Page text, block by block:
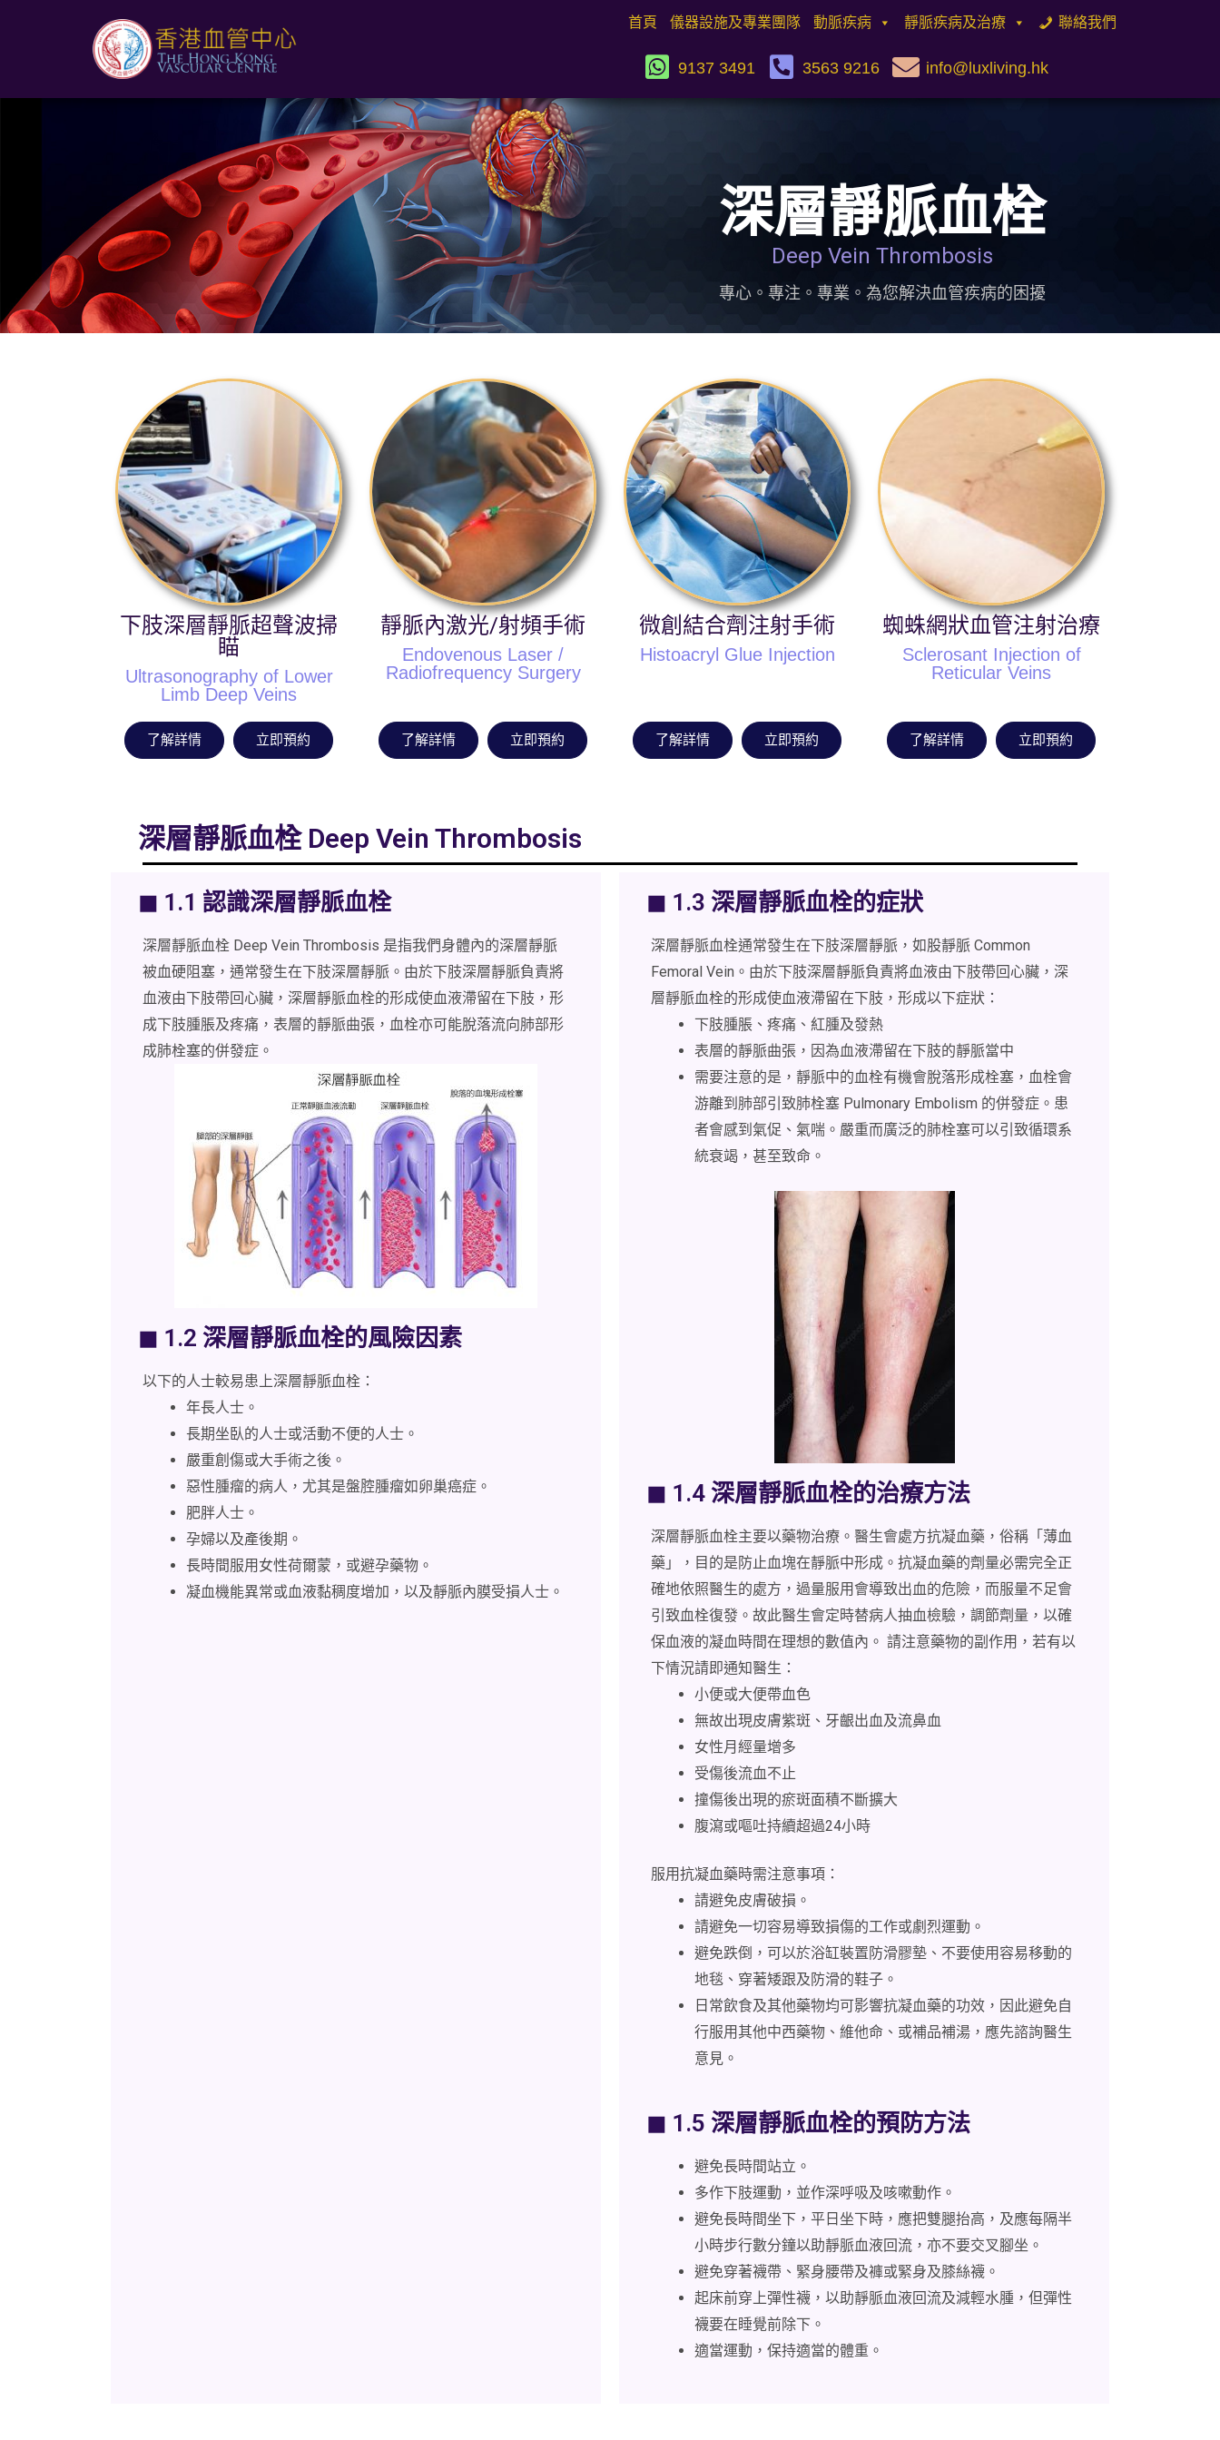
首頁 儀器設施及專業團隊 動脈疾病 靜脈疾病及治療 聯絡我們
9137 3491 3563 9216 info@luxliving.hk
深層靜脈血栓
Deep Vein Thrombosis
專心。專注。專業。為您解決血管疾病的困擾
下肢深層靜脈超聲波掃
瞄
Ultrasonography of Lower
Limb Deep Veins
靜脈內激光/射頻手術
Endovenous Laser /
Radiofrequency Surgery
微創結合劑注射手術
Histoacryl Glue Injection
蜘蛛網狀血管注射治療
Sclerosant Injection of
Reticular Veins
了解詳情 立即預約 了解詳情 立即預約 了解詳情 立即預約 了解詳情 立即預約
深層靜脈血栓 Deep Vein Thrombosis
◼ 1.1 認識深層靜脈血栓
深層靜脈血栓 Deep Vein Thrombosis 是指我們身體內的深層靜脈
被血硬阻塞，通常發生在下肢深層靜脈。由於下肢深層靜脈負責將
血液由下肢帶回心臟，深層靜脈血栓的形成使血液滯留在下肢，形
成下肢腫脹及疼痛，表層的靜脈曲張，血栓亦可能脫落流向肺部形
成肺栓塞的併發症。
◼ 1.2 深層靜脈血栓的風險因素
以下的人士較易患上深層靜脈血栓：
年長人士。
長期坐臥的人士或活動不便的人士。
嚴重創傷或大手術之後。
惡性腫瘤的病人，尤其是盤腔腫瘤如卵巢癌症。
肥胖人士。
孕婦以及產後期。
長時間服用女性荷爾蒙，或避孕藥物。
凝血機能異常或血液黏稠度增加，以及靜脈內膜受損人士。
◼ 1.3 深層靜脈血栓的症狀
深層靜脈血栓通常發生在下肢深層靜脈，如股靜脈 Common
Femoral Vein。由於下肢深層靜脈負責將血液由下肢帶回心臟，深
層靜脈血栓的形成使血液滯留在下肢，形成以下症狀：
下肢腫脹、疼痛、紅腫及發熱
表層的靜脈曲張，因為血液滯留在下肢的靜脈當中
需要注意的是，靜脈中的血栓有機會脫落形成栓塞，血栓會
游離到肺部引致肺栓塞 Pulmonary Embolism 的併發症。患
者會感到氣促、氣喘。嚴重而廣泛的肺栓塞可以引致循環系
統衰竭，甚至致命。
◼ 1.4 深層靜脈血栓的治療方法
深層靜脈血栓主要以藥物治療。醫生會處方抗凝血藥，俗稱「薄血
藥」，目的是防止血塊在靜脈中形成。抗凝血藥的劑量必需完全正
確地依照醫生的處方，過量服用會導致出血的危險，而服量不足會
引致血栓復發。故此醫生會定時替病人抽血檢驗，調節劑量，以確
保血液的凝血時間在理想的數值內。 請注意藥物的副作用，若有以
下情況請即通知醫生：
小便或大便帶血色
無故出現皮膚紫斑、牙齦出血及流鼻血
女性月經量增多
受傷後流血不止
撞傷後出現的瘀斑面積不斷擴大
腹瀉或嘔吐持續超過24小時
服用抗凝血藥時需注意事項：
請避免皮膚破損。
請避免一切容易導致損傷的工作或劇烈運動。
避免跌倒，可以於浴缸裝置防滑膠墊、不要使用容易移動的
地毯、穿著矮跟及防滑的鞋子。
日常飲食及其他藥物均可影響抗凝血藥的功效，因此避免自
行服用其他中西藥物、維他命、或補品補湯，應先諮詢醫生
意見。
◼ 1.5 深層靜脈血栓的預防方法
避免長時間站立。
多作下肢運動，並作深呼吸及咳嗽動作。
避免長時間坐下，平日坐下時，應把雙腿抬高，及應每隔半
小時步行數分鐘以助靜脈血液回流，亦不要交叉腳坐。
避免穿著襪帶、緊身腰帶及褲或緊身及膝絲襪。
起床前穿上彈性襪，以助靜脈血液回流及減輕水腫，但彈性
襪要在睡覺前除下。
適當運動，保持適當的體重。